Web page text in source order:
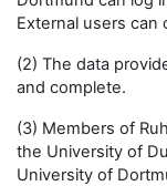
External users can
(2) The data
and complete.
(3) Members of
the University of
University of